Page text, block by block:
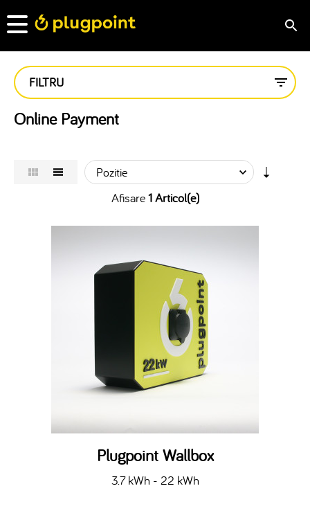
FILTRU
Online Payment
Afisare1 Articol(e)
Plugpoint Wallbox
3.7 kWh - 22 kWh